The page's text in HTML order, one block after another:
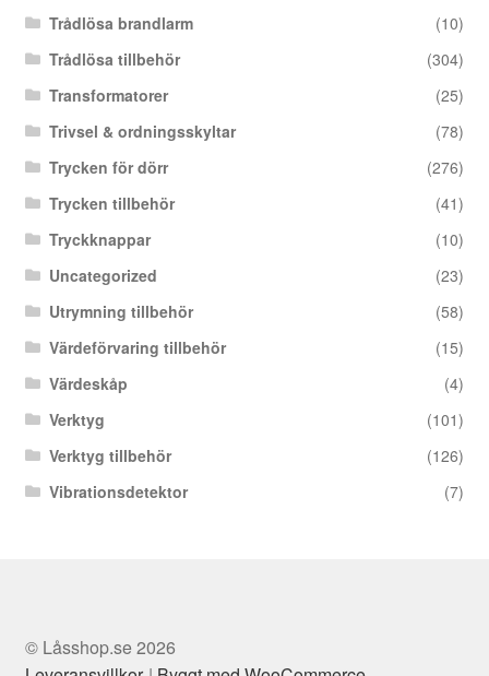
Trådlösa brandlarm
(10)
Trådlösa tillbehör
(304)
Transformatorer
(25)
Trivsel & ordningsskyltar
(78)
Trycken för dörr
(276)
Trycken tillbehör
(41)
Tryckknappar
(10)
Uncategorized
(23)
Utrymning tillbehör
(58)
Värdeförvaring tillbehör
(15)
Värdeskåp
(4)
Verktyg
(101)
Verktyg tillbehör
(126)
Vibrationsdetektor
(7)
© Låsshop.se 2026